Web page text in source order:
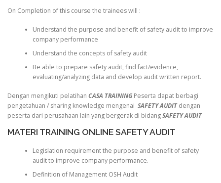
On Completion of this course the trainees will :
Understand the purpose and benefit of safety audit to improve
company performance
Understand the concepts of safety audit
Be able to prepare safety audit, find fact/evidence,
evaluating/analyzing data and develop audit written report.
Dengan mengikuti pelatihan CASA TRAINING Peserta dapat berbagi
pengetahuan / sharing knowledge mengenai SAFETY AUDITdengan
peserta dari perusahaan lain yang bergerak di bidangSAFETY AUDIT
MATERI TRAINING ONLINE SAFETY AUDIT
Legislation requirement the purpose and benefit of safety
audit to improve company performance.
Definition of Management OSH Audit